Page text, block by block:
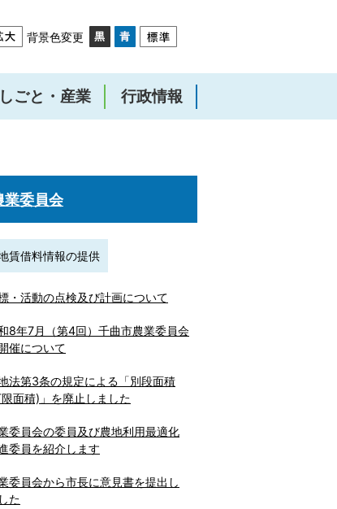
背景色変更
しごと・産業 行政情報
業委員会
賃借料情報の提供
・活動の点検及び計画について
8年7月（第4回）千曲市農業委員会
催について
法第3条の規定による「別段面積
面積)」を廃止しました
委員会の委員及び農地利用最適化
委員を紹介します
委員会から市長に意見書を提出し
た